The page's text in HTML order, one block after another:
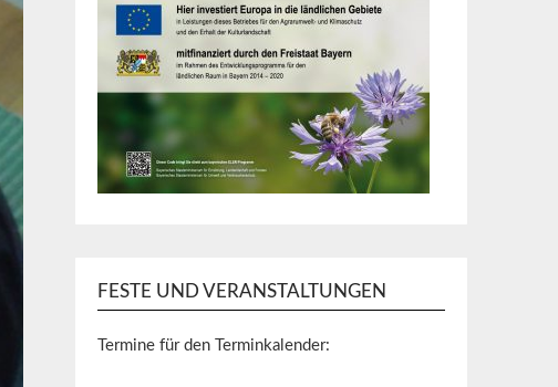
FESTE UND VERANSTALTUNGEN
Termine für den Terminkalender: